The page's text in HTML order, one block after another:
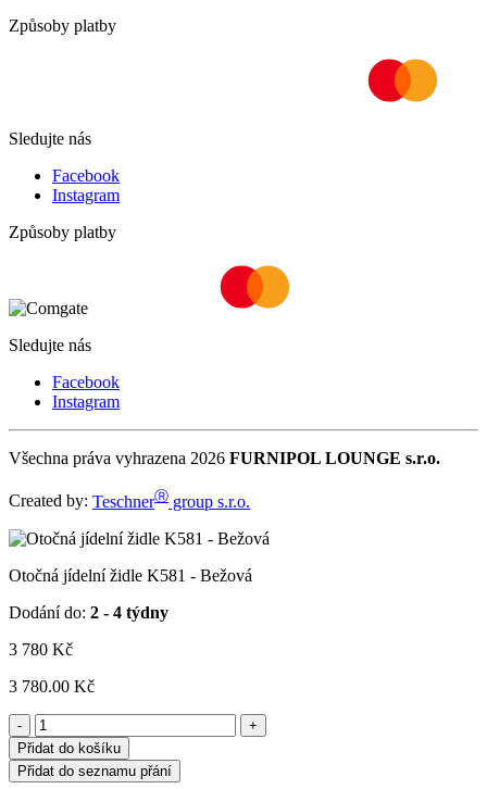
Způsoby platby
Sledujte nás
Facebook
Instagram
Způsoby platby
Sledujte nás
Facebook
Instagram
Všechna práva vyhrazena 2026 FURNIPOL LOUNGE s.r.o.
Created by: TeschnerⓇ group s.r.o.
Otočná jídelní židle K581 - Bežová
Dodání do: 2 - 4 týdny
3 780 Kč
3 780.00 Kč
-
+
Přidat do košíku
Přidat do seznamu přání